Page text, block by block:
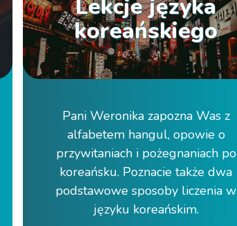
Lekcje języka
koreańskiego
Pani Weronika zapozna Was z
alfabetem hangul, opowie o
przywitaniach i pożegnaniach po
koreańsku. Poznacie także dwa
podstawowe sposoby liczenia w
języku koreańskim.